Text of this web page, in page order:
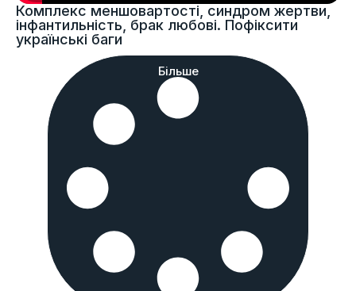
Комплекс меншовартості, синдром жертви,
інфантильність, брак любові. Пофіксити
українські баги
Більше